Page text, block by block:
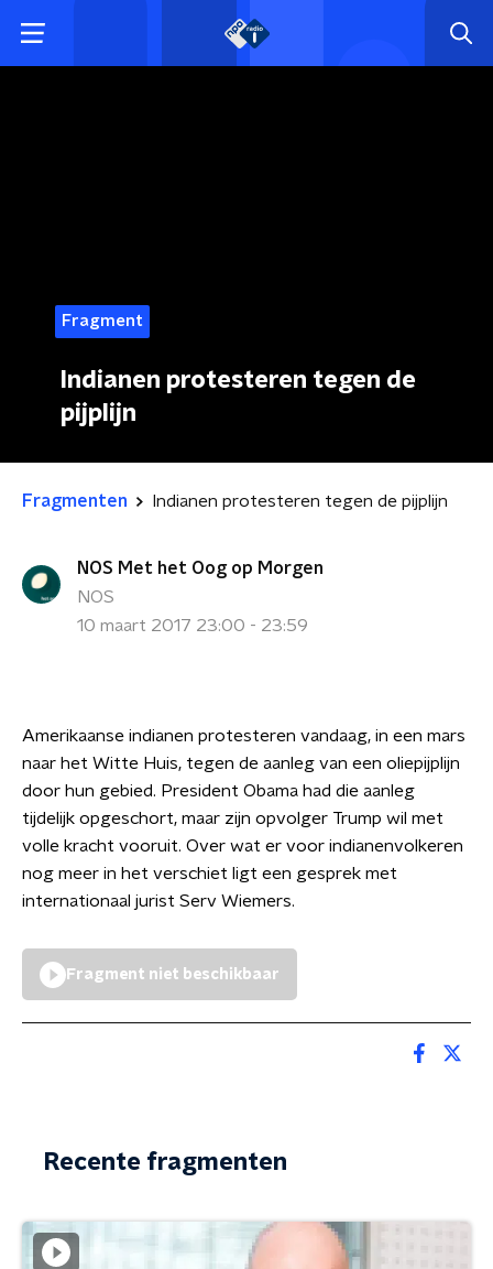
Fragment
Indianen protesteren tegen de
pijplijn
Fragmenten Indianen protesteren tegen de pijplijn
NOS Met het Oog op Morgen
NOS
10 maart 2017 23:00 - 23:59
Amerikaanse indianen protesteren vandaag, in een mars
naar het Witte Huis, tegen de aanleg van een oliepijplijn
door hun gebied. President Obama had die aanleg
tijdelijk opgeschort, maar zijn opvolger Trump wil met
volle kracht vooruit. Over wat er voor indianenvolkeren
nog meer in het verschiet ligt een gesprek met
internationaal jurist Serv Wiemers.
Fragment niet beschikbaar
Recente fragmenten